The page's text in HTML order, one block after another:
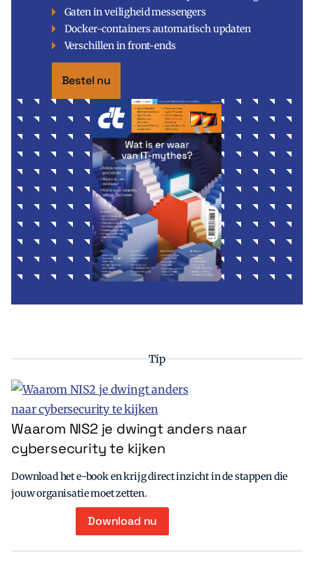
Gaten in veiligheid messengers
Docker-containers automatisch updaten
Verschillen in front-ends
Bestel nu
Tip
Waarom NIS2 je dwingt anders naar
cybersecurity te kijken
Download het e-book en krijg direct inzicht in de stappen die
jouw organisatie moet zetten.
Download nu